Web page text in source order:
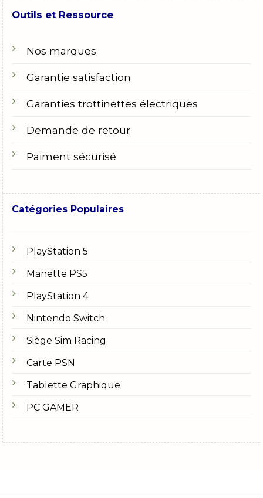
Outils et Ressource
Nos marques
Garantie satisfaction
Garanties trottinettes électriques
Demande de retour
Paiment sécurisé
Catégories Populaires
PlayStation 5
Manette PS5
PlayStation 4
Nintendo Switch
Siège Sim Racing
Carte PSN
Tablette Graphique
PC GAMER